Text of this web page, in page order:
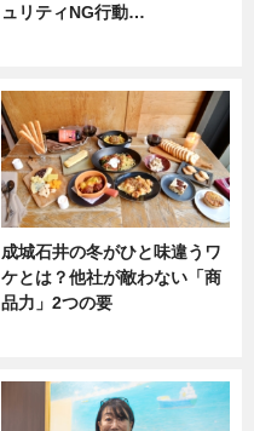
ュリティNG行動…
成城石井の冬がひと味違うワ
ケとは？他社が敵わない「商
品力」2つの要